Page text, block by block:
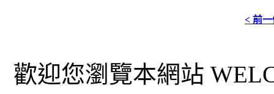
< 前一
歡迎您瀏覽本網站